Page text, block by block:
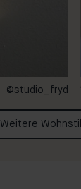
@studio_fryd
Weitere